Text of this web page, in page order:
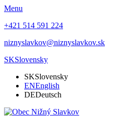
Menu
+421 514 591 224
niznyslavkov@niznyslavkov.sk
SKSlovensky
SKSlovensky
ENEnglish
DEDeutsch